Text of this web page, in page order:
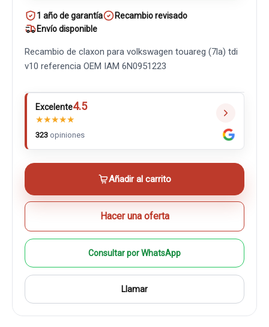
1 año de garantía
Recambio revisado
Envío disponible
Recambio de claxon para volkswagen touareg (7la) tdi
v10 referencia OEM IAM 6N0951223
Excelente4.5
★★★★★
323 opiniones
Añadir al carrito
Hacer una oferta
Consultar por WhatsApp
Llamar